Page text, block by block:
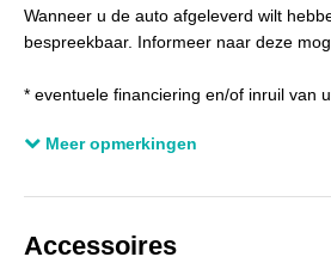
Wanneer u de auto afgeleverd wilt
bespreekbaar. Informeer naar deze
* eventuele financiering en/of inruil van
Wij zijn geopend op maandag t/m
Zaterdag zijn wij geopend vanaf 09.00
www.autobedrijfmoelands.nl
Meer opmerkingen
Accessoires